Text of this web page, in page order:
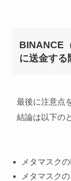
BINANCE
に送金する
最後に注意点
結論は以下の
メタマスク
メタマスク